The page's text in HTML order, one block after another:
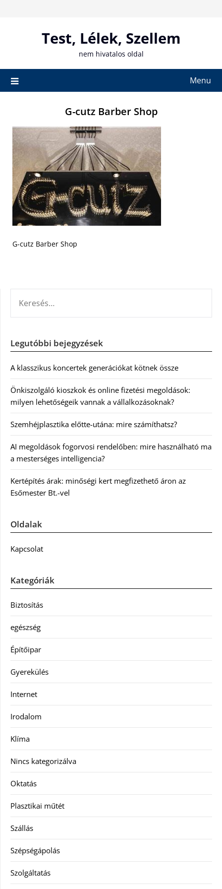
Test, Lélek, Szellem
nem hivatalos oldal
Menu
G-cutz Barber Shop
G-cutz Barber Shop
Legutóbbi bejegyzések
A klasszikus koncertek generációkat kötnek össze
Önkiszolgáló kioszkok és online fizetési megoldások:
milyen lehetőségeik vannak a vállalkozásoknak?
Szemhéjplasztika előtte-utána: mire számíthatsz?
AI megoldások fogorvosi rendelőben: mire használható ma
a mesterséges intelligencia?
Kertépítés árak: minőségi kert megfizethető áron az
Esőmester Bt.-vel
Oldalak
Kapcsolat
Kategóriák
Biztosítás
egészség
Építőipar
Gyerekülés
Internet
Irodalom
Klíma
Nincs kategorizálva
Oktatás
Plasztikai műtét
Szállás
Szépségápolás
Szolgáltatás